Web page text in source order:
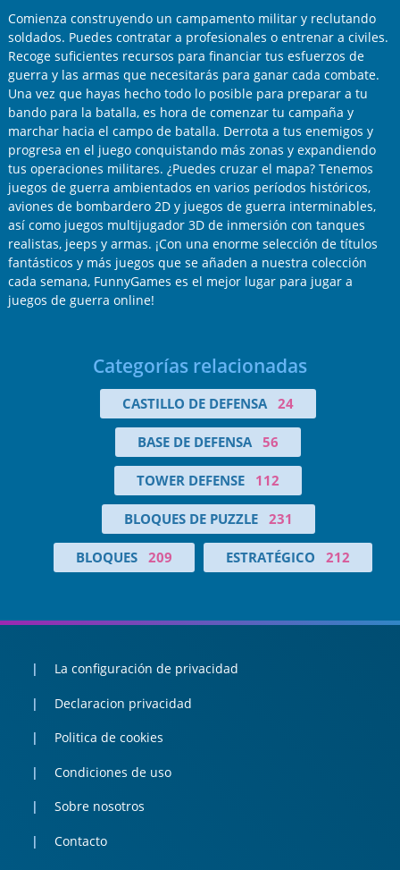
Comienza construyendo un campamento militar y reclutando
soldados. Puedes contratar a profesionales o entrenar a civiles.
Recoge suficientes recursos para financiar tus esfuerzos de
guerra y las armas que necesitarás para ganar cada combate.
Una vez que hayas hecho todo lo posible para preparar a tu
bando para la batalla, es hora de comenzar tu campaña y
marchar hacia el campo de batalla. Derrota a tus enemigos y
progresa en el juego conquistando más zonas y expandiendo
tus operaciones militares. ¿Puedes cruzar el mapa? Tenemos
juegos de guerra ambientados en varios períodos históricos,
aviones de bombardero 2D y juegos de guerra interminables,
así como juegos multijugador 3D de inmersión con tanques
realistas, jeeps y armas. ¡Con una enorme selección de títulos
fantásticos y más juegos que se añaden a nuestra colección
cada semana, FunnyGames es el mejor lugar para jugar a
juegos de guerra online!
Categorías relacionadas
CASTILLO DE DEFENSA 24
BASE DE DEFENSA 56
TOWER DEFENSE 112
BLOQUES DE PUZZLE 231
BLOQUES 209 ESTRATÉGICO 212
La configuración de privacidad
Declaracion privacidad
Politica de cookies
Condiciones de uso
Sobre nosotros
Contacto